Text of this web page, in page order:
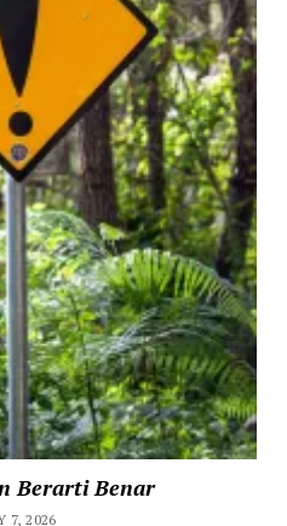
Berarti Benar
7, 2026